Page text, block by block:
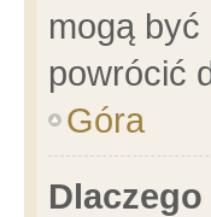
mogą
powrócić
Góra